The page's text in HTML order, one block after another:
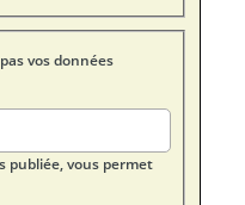
vos données
publiée, vous permet